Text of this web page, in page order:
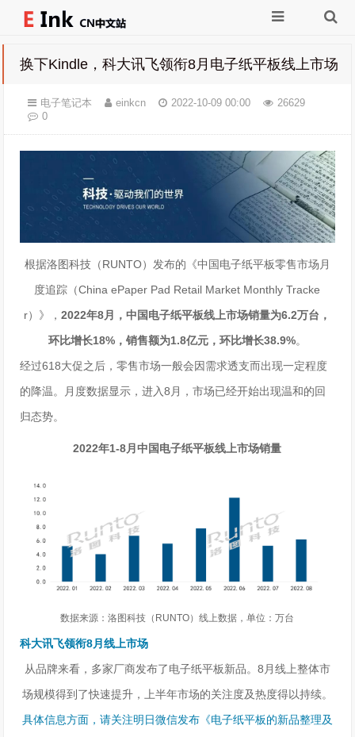
换下Kindle，科大讯飞领衔8月电子纸平板线上市场
电子笔记本 einkcn 2022-10-09 00:00
26629
0
根据洛图科技（RUNTO）发布的《中国电子纸平板零售市场月
度追踪（China ePaper Pad Retail Market Monthly Tracke
r）》，2022年8月，中国电子纸平板线上市场销量为6.2万台，
环比增长18%，销售额为1.8亿元，环比增长38.9%。
经过618大促之后，零售市场一般会因需求透支而出现一定程度
的降温。月度数据显示，进入8月，市场已经开始出现温和的回
归态势。
2022年1-8月中国电子纸平板线上市场销量
数据来源：洛图科技（RUNTO）线上数据，单位：万台
科大讯飞领衔8月线上市场
从品牌来看，多家厂商发布了电子纸平板新品。8月线上整体市
场规模得到了快速提升，上半年市场的关注度及热度得以持续。
具体信息方面，请关注明日微信发布《电子纸平板的新品整理及